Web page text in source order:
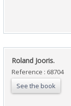
‎Roland Jooris.‎
Reference : 68704
See the book